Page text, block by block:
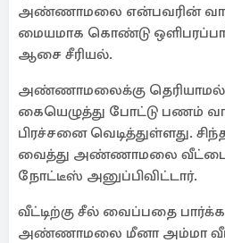
அண்ணாமலை என்பவரின்
மையமாக கொண்டு
ஆசை சீரியல்.
அண்ணாமலைக்கு
கையெழுத்து போட்டு பணம்
பிரச்சனை வெடித்துள்ளது.
வைத்து அண்ணாமலை வீட்டை
நோட்டீஸ் அனுப்பிவிட்டார்.
வீட்டிற்கு சீல் வைப்பதை
அண்ணாமலை மீனா அம்மா